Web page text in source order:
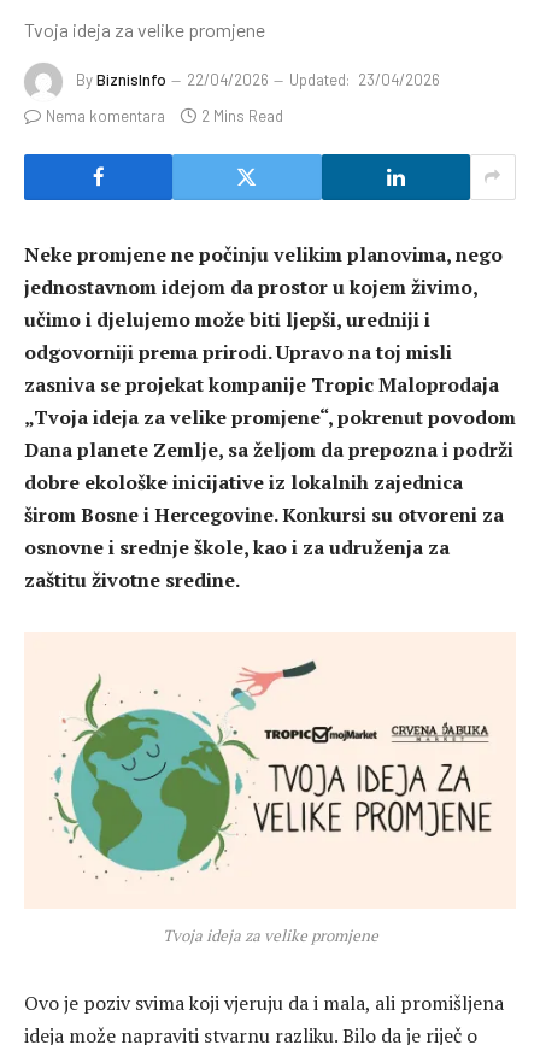
Tvoja ideja za velike promjene
ByBiznisInfo 22/04/2026 Updated: 23/04/2026
Nema komentara
2 Mins Read
Neke promjene ne počinju velikim planovima, nego
jednostavnom idejom da prostor u kojem živimo,
učimo i djelujemo može biti ljepši, uredniji i
odgovorniji prema prirodi. Upravo na toj misli
zasniva se projekat kompanije Tropic Maloprodaja
„Tvoja ideja za velike promjene“, pokrenut povodom
Dana planete Zemlje, sa željom da prepozna i podrži
dobre ekološke inicijative iz lokalnih zajednica
širom Bosne i Hercegovine. Konkursi su otvoreni za
osnovne i srednje škole, kao i za udruženja za
zaštitu životne sredine.
Tvoja ideja za velike promjene
Ovo je poziv svima koji vjeruju da i mala, ali promišljena
ideja može napraviti stvarnu razliku. Bilo da je riječ o